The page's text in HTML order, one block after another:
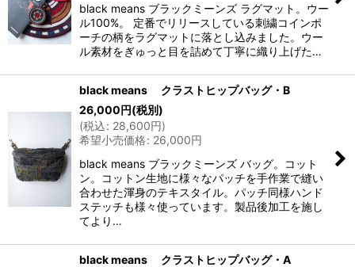
black means ブラックミーンズ ラグマット。ウー
ル100%。 定番でリリースしている刺繍コインポ
ーチの柄をラグマットに落とし込みました。ウー
ル素材をぎゅっと目を詰めて丁寧に織り上げた…
black means クラストヒップバッグ・B
26,000円(税別)
(税込: 28,600円)
希望小売価格: 26,000円
black means ブラックミーンズ バッグ。コット
ン。コットン生地に様々なパッチを手作業で縫い
合わせた渾身のテキスタイル。パッチ同様ハンド
ステッチも様々使っています。製品後加工を施し
てより…
black means クラストヒップバッグ・A